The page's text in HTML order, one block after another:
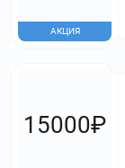
АКЦИЯ
15000₽